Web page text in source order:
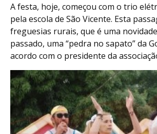
A festa, hoje, começou com o trio
pela escola de São Vicente. Esta
freguesias rurais, que é uma
passado, uma “pedra no sapato” da
acordo com o presidente da